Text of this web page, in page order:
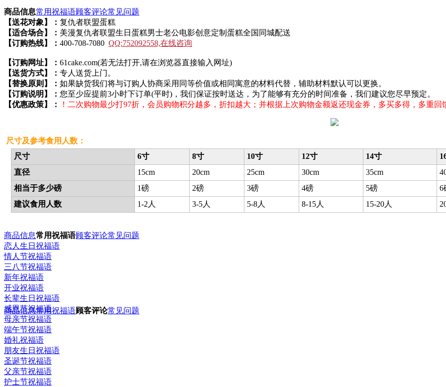
商品信息常用祝福语顾客评论常见问题
【送花对象】： 复仇者联盟蛋糕
【适合场合】： 美漫复仇者联盟生日蛋糕男士老公电影创意定制蛋糕全国同城配送
【订购热线】： 400-708-7080 QQ:752092558,在线咨询
【订购网址】： 61cake.com(若无法打开,请在浏览器直接输入网址)
【送货方式】： 专人送货上门。
【替换原则】： 如果缺货我们将与订购人协商采用同等价值或相同寓意的材料代替，辅助材料默认可以更换。
【订购说明】： 您至少应提前3小时下订单(平时)，我们保证按时送达，为了能够有充分的时间准备，我们建议您尽早预定。
【优惠政策】：
！二次购物最少打97折，会员购物积分越多，折扣越大；并根据上次购物金额返还现金券，多买多得，多重回
尺寸及参考食用人数：
尺寸
6寸 8寸 10寸 12寸 14寸
直径
15cm 20cm 25cm 30cm 35cm
相当于多少磅
1磅 2磅 3磅 4磅 5磅
6
建议食用人数
1-2人 3-5人 5-8人 8-15人 15-20人
商品信息常用祝福语顾客评论常见问题
恋人生日祝福语
情人节祝福语
三八节祝福语
新年祝福语
开业祝福语
长辈生日祝福语
感恩节祝福语
母亲节祝福语
端午节祝福语
婚礼祝福语
朋友生日祝福语
圣诞节祝福语
父亲节祝福语
护士节祝福语
商品信息常用祝福语顾客评论常见问题